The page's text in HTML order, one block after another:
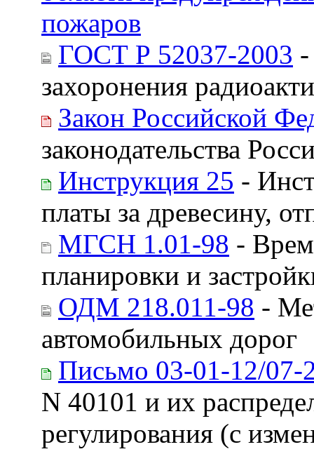
пожаров
ГОСТ Р 52037-2003
захоронения
Закон Российской
законодательства
Инструкция 25 -
платы за древесину,
МГСН 1.01-98 -
планировки и
ОДМ 218.011-98 -
автомобильных дорог
Письмо 03-01-12/07-
N 40101 и их
регулирования (с